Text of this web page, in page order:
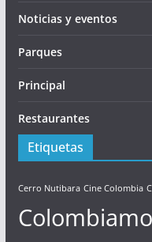
Noticias y eventos
Parques
Principal
Restaurantes
Etiquetas
Cerro Nutibara Cine Colombia